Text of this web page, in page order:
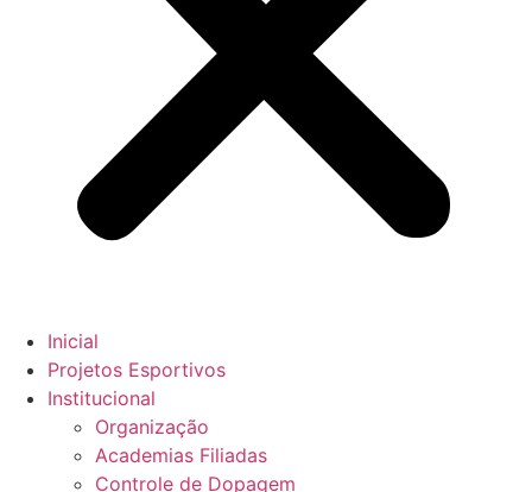
Inicial
Projetos Esportivos
Institucional
Organização
Academias Filiadas
Controle de Dopagem